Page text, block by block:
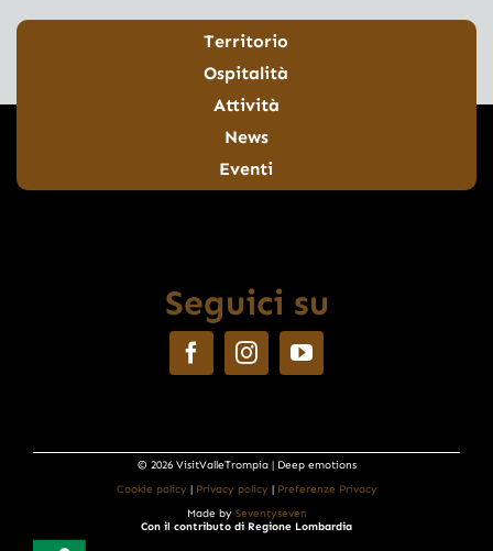
Territorio
Ospitalità
Attività
News
Eventi
Seguici su
© 2026 VisitValleTrompia | Deep emotions
Cookie policy
Privacy policy
Preferenze Privacy
Made by Seventyseven
Con il contributo di Regione Lombardia